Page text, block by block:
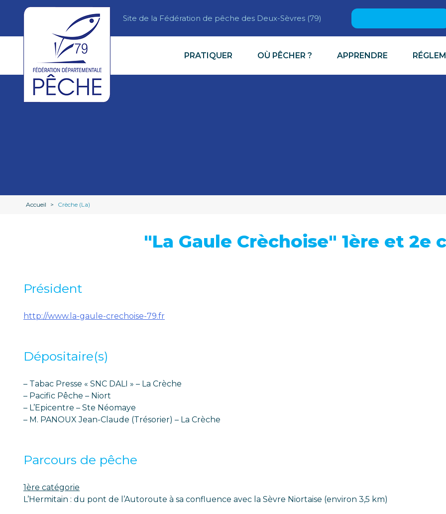
Site de la Fédération de pêche des Deux-Sèvres (79)
Rechercher :
PRATIQUER OÙ PÊCHER ? APPRENDRE
Accueil > Crèche (La)
"La Gaule Crèchoise" 1ère et 2e
Président
http://www.la-gaule-crechoise-79.fr
Dépositaire(s)
– Tabac Presse « SNC DALI » – La Crèche
– Pacific Pêche – Niort
– L’Epicentre – Ste Néomaye
– M. PANOUX Jean-Claude (Trésorier) – La Crèche
Parcours de pêche
1ère catégorie
L’Hermitain : du pont de l’Autoroute à sa confluence avec la Sèvre Niortaise (environ 3,5 km)